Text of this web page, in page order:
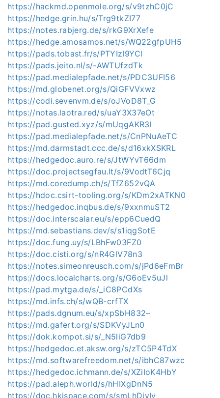
https://hackmd.openmole.org/s/v9tzhC0jC
https://hedge.grin.hu/s/Trg9tkZI77
https://notes.rabjerg.de/s/rkG9XrXefe
https://hedge.amosamos.net/s/WQ22gfpUH5
https://pads.tobast.fr/s/PTYIzl9YCl
https://pads.jeito.nl/s/-AWTUfzdTk
https://pad.medialepfade.net/s/PDC3UFI56
https://md.globenet.org/s/QiGFVVxwz
https://codi.sevenvm.de/s/oJVoD8T_G
https://notas.laotra.red/s/uaY3X37eOt
https://pad.gusted.xyz/s/mUqgAKR3l
https://pad.medialepfade.net/s/CnPNuAeTC
https://md.darmstadt.ccc.de/s/d16xkXSKRL
https://hedgedoc.auro.re/s/JtWYvT66dm
https://doc.projectsegfau.lt/s/9VodtT6Cjq
https://md.coredump.ch/s/TfZ652vQA
https://hdoc.csirt-tooling.org/s/KDm2xATKN0
https://hedgedoc.inqbus.de/s/9xxnmuST2
https://doc.interscalar.eu/s/epp6CuedQ
https://md.sebastians.dev/s/s1iqgSotE
https://doc.fung.uy/s/LBhFw03FZ0
https://doc.cisti.org/s/nR4GlV78n3
https://notes.simeonreusch.com/s/jPd6eFmBr
https://docs.localcharts.org/s/G6oEv5uJl
https://pad.mytga.de/s/_iC8PCdXs
https://md.infs.ch/s/wQB-crfTX
https://pads.dgnum.eu/s/xpSbH832–
https://md.gafert.org/s/SDKVyJLn0
https://dok.kompot.si/s/_N5liG7db9
https://hedgedoc.et.aksw.org/s/zTC5P4TdX
https://md.softwarefreedom.net/s/ibhC87wzc
https://hedgedoc.ichmann.de/s/XZiIoK4HbY
https://pad.aleph.world/s/hHIXgDnN5
https://doc.hkispace.com/s/smLhDjvIv